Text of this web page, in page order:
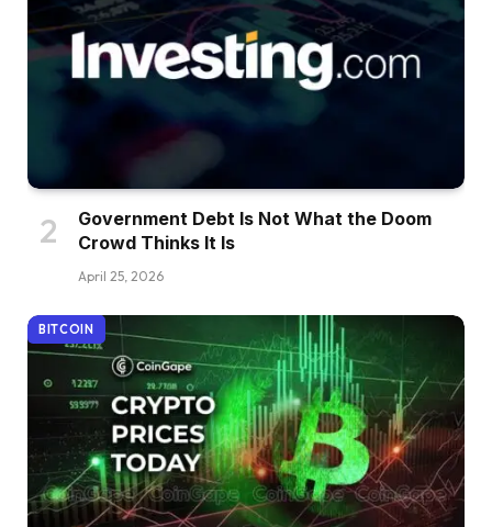
Government Debt Is Not What the Doom
Crowd Thinks It Is
April 25, 2026
BITCOIN